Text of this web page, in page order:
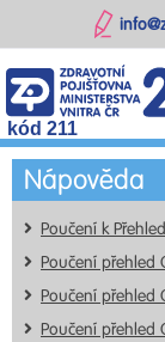
kód 211
Nápověda
Poučení k
Poučení přehled
Poučení přehled
Poučení přehled